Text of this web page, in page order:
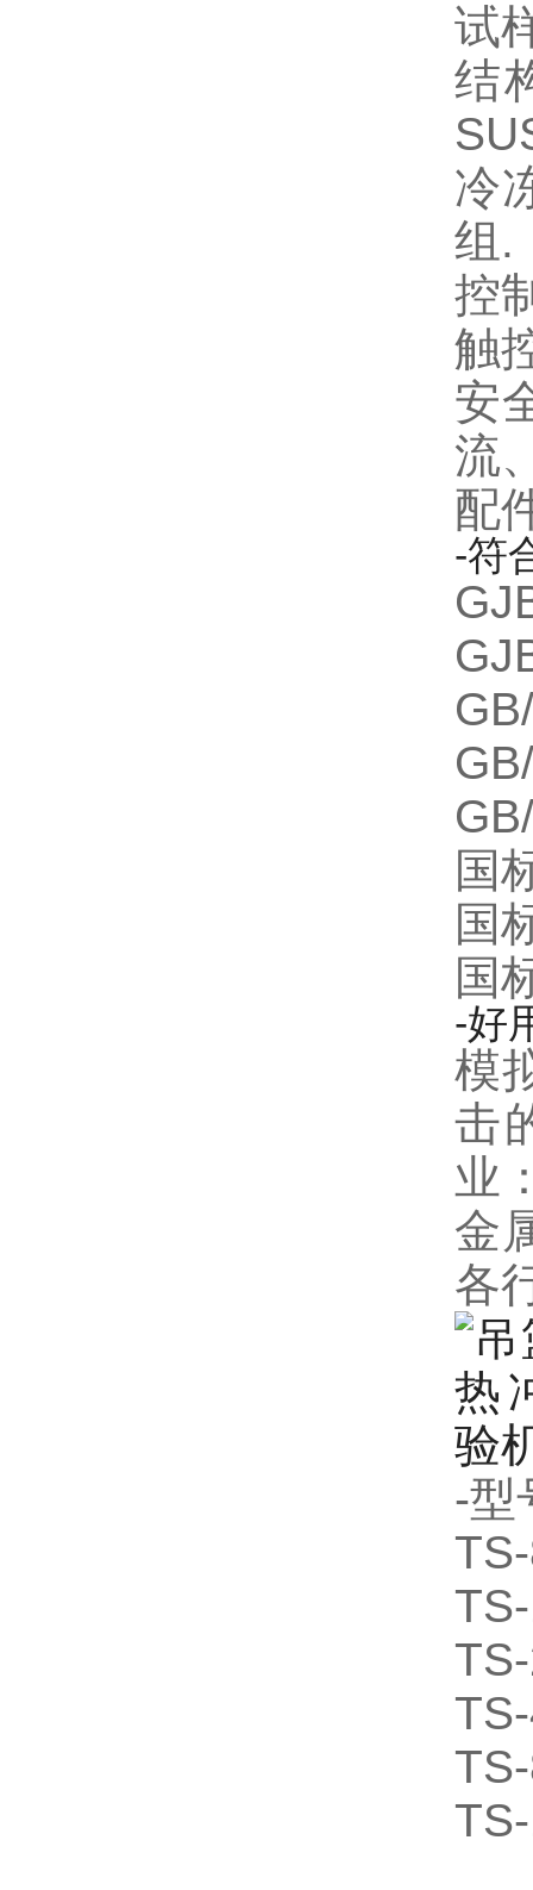
试
结
冷
组.
控
触
安
流
配
-符
国
国
国
-好
模
击
业
金
各
-型